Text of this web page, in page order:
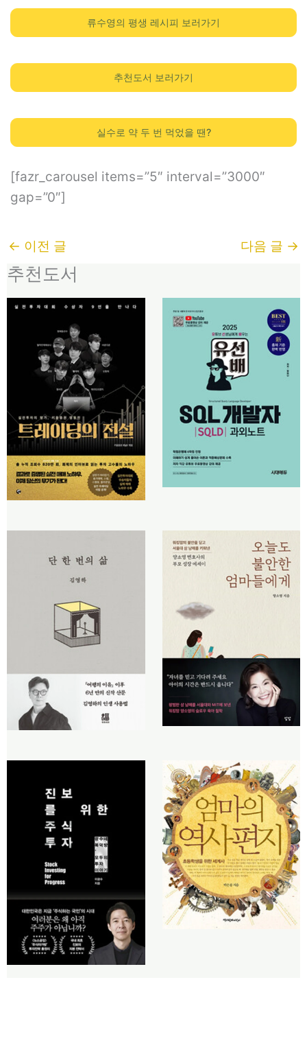
류수영의 평생 레시피 보러가기
추천도서 보러가기
실수로 약 두 번 먹었을 땐?
[fazr_carousel items=”5″ interval=”3000″
gap=”0″]
← 이전 글 다음 글 →
추천도서